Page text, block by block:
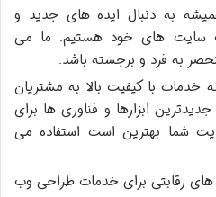
به دنبال ایده های جدید و
سایت های خود هستیم. ما می
به فرد و برجسته باشد.
خدمات با کیفیت بالا به مشتریان
ابزارها و فناوری ها برای
شما بهترین است استفاده می
رقابتی برای خدمات طراحی وب